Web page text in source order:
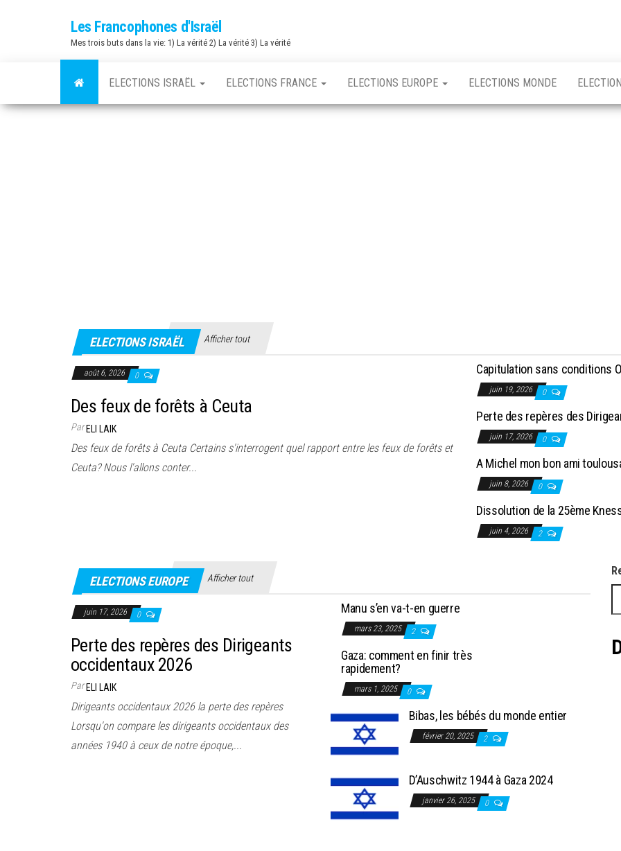
Les Francophones d'Israël
Mes trois buts dans la vie: 1) La vérité 2) La vérité 3) La vérité
ELECTIONS ISRAËL ELECTIONS FRANCE ELECTIONS EUROPE ELECTIONS MONDE
ELECTIONS ISRAËL Afficher tout
août 6, 2026 0
Des feux de forêts à Ceuta
ParELI LAIK
Des feux de forêts à Ceuta Certains s'interrogent quel rapport entre les feux de forêts et
Ceuta? Nous l'allons conter...
Capitulation sans conditions
juin 19, 2026 0
Perte des repères des
juin 17, 2026 0
A Michel mon bon ami
juin 8, 2026 0
Dissolution de la 25ème
juin 4, 2026 2
ELECTIONS EUROPE Afficher tout
juin 17, 2026 0
Perte des repères des Dirigeants
occidentaux 2026
ParELI LAIK
Dirigeants occidentaux 2026 la perte des repères
Lorsqu'on compare les dirigeants occidentaux des
années 1940 à ceux de notre époque,...
Manu s’en va-t-en guerre
mars 23, 2025 2
Gaza: comment en finir très
rapidement?
mars 1, 2025 0
Bibas, les bébés du monde entier
février 20, 2025 2
D’Auschwitz 1944 à Gaza 2024
janvier 26, 2025 0